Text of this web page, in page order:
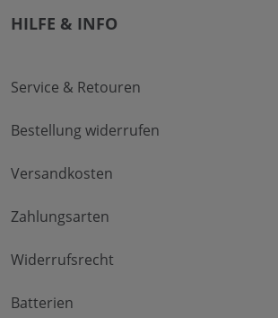
HILFE & INFO
Service & Retouren
Bestellung widerrufen
Versandkosten
Zahlungsarten
Widerrufsrecht
Batterien